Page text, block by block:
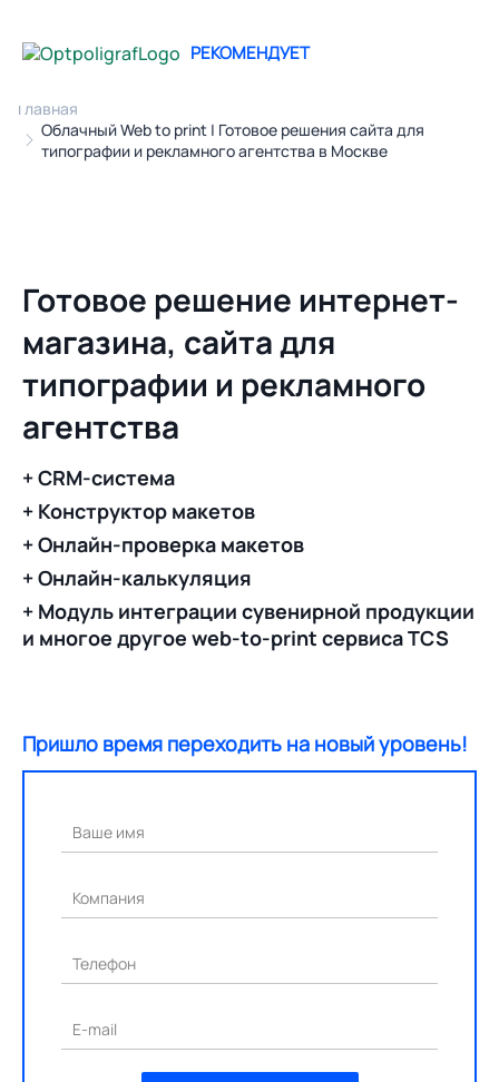
Главная
Облачный Web to print | Готовое решения сайта для
типографии и рекламного агентства в Москве
РЕКОМЕНДУЕТ
Готовое решение интернет-
магазина, сайта для
типографии и рекламного
агентства
+ CRM-система
+ Конструктор макетов
+ Онлайн-проверка макетов
+ Онлайн-калькуляция
+ Модуль интеграции сувенирной продукции
и многое другое web-to-print сервиса TCS
Пришло время переходить на новый уровень!
Ваше имя
Компания
Телефон
E-mail